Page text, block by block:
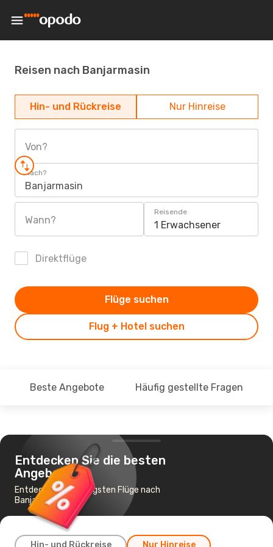
Reisen nach Banjarmasin
Hin- und Rückreise Nur Hinreise
Von?
Nach?
Banjarmasin
Wann?
Reisende
1 Erwachsener
Direktflüge
Flug + Hotel suchen
Flüge suchen
Beste Angebote Häufig gestellte Fragen
Entdecken Sie die besten
Angebote
Entdecke die günstigsten Flüge nach
Banjarmasin
Hin- und Rückreise Nur Hinreise